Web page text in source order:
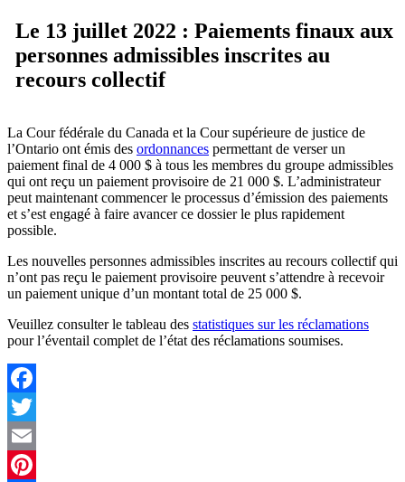
Le 13 juillet 2022 : Paiements finaux aux
personnes admissibles inscrites au
recours collectif
La Cour fédérale du Canada et la Cour supérieure de justice de
l’Ontario ont émis des ordonnances permettant de verser un
paiement final de 4 000 $ à tous les membres du groupe admissibles
qui ont reçu un paiement provisoire de 21 000 $. L’administrateur
peut maintenant commencer le processus d’émission des paiements
et s’est engagé à faire avancer ce dossier le plus rapidement
possible.
Les nouvelles personnes admissibles inscrites au recours collectif qui
n’ont pas reçu le paiement provisoire peuvent s’attendre à recevoir
un paiement unique d’un montant total de 25 000 $.
Veuillez consulter le tableau des statistiques sur les réclamations
pour l’éventail complet de l’état des réclamations soumises.
Facebook
Twitter
Email